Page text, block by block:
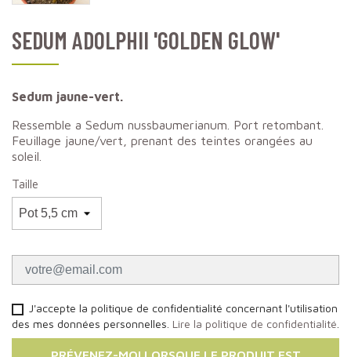
SEDUM ADOLPHII 'GOLDEN GLOW'
Sedum jaune-vert.
Ressemble a Sedum nussbaumerianum. Port retombant.
Feuillage jaune/vert, prenant des teintes orangées au
soleil.
Taille
J'accepte la politique de confidentialité concernant l'utilisation
des mes données personnelles. Lire la politique de confidentialité